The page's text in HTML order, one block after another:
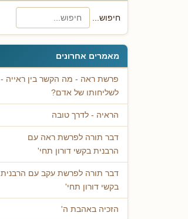
חיפוש...
מאמרים אחרונים
פרשת ראה - מה הקשר בין ראייה -
לשליחותו של אדם?
הראיה - לדרך טובה
דבר תורה לפרשת ראה עם
הרבנית בקשי דורון תחי'
דבר תורה לפרשת עקב עם הרבנית
בקשי דורון תחי'
הזכיה באהבת ה'